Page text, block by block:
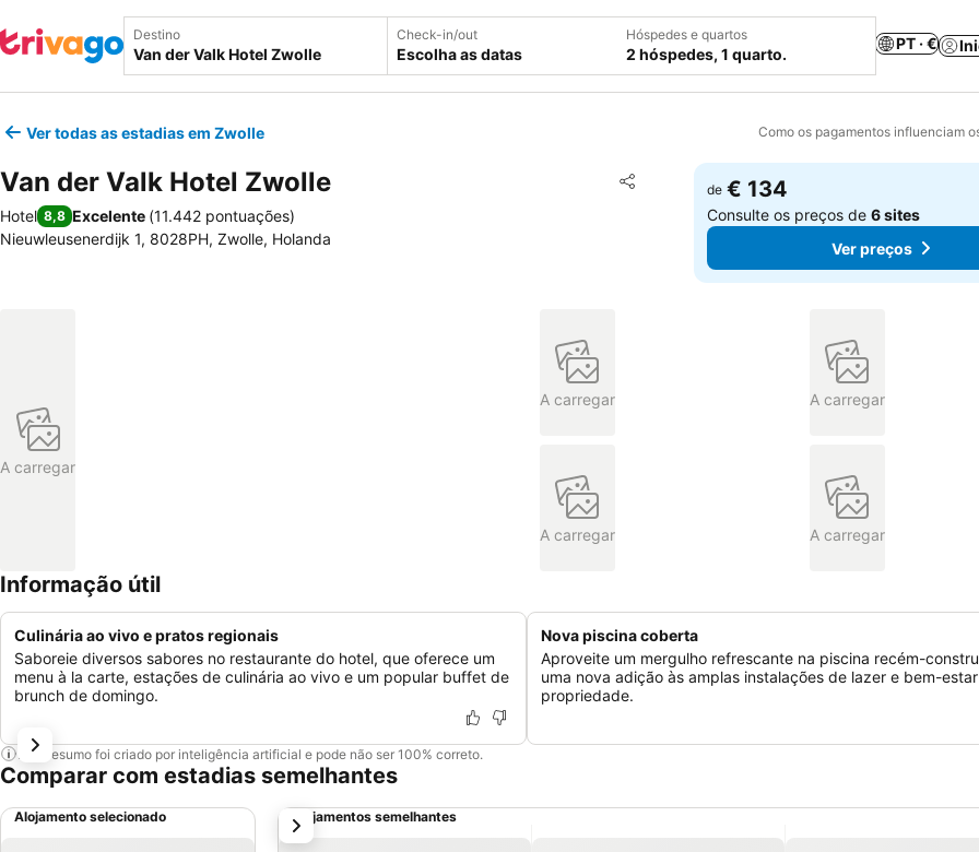
Destino Check-in/out
Escolha as datas
Hóspedes e quartos
2 hóspedes, 1 quarto.
PT · €
Ver todas as estadias em Zwolle Como os pagamentos influenciam
Van der Valk Hotel Zwolle Partilhar
Adicionar aos favoritos
Hotel 8,8 Excelente (11.442 pontuações)
Nieuwleusenerdijk 1, 8028PH, Zwolle, Holanda
de € 134
Consulte os preços de6 sites
Ver preços
A carregar
A carregar A carregar
A carregar A carregar
Informação útil
Culinária ao vivo e pratos regionais
Saboreie diversos sabores no restaurante do hotel, que oferece um
menu à la carte, estações de culinária ao vivo e um popular buffet de
brunch de domingo.
Nova piscina coberta
Aproveite um mergulho refrescante na piscina recém-
uma nova adição às amplas instalações de lazer e bem-
propriedade.
Este resumo foi criado por inteligência artificial e pode não ser 100% correto.
Comparar com estadias semelhantes
Alojamento selecionado Alojamentos semelhantes
próximo